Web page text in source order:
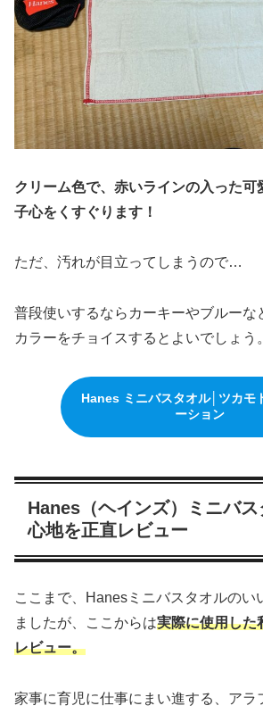
クリーム色で、赤いラインの入った可
子心をくすぐります！
ただ、汚れが目立ってしまうので…
普段使いするならカーキーやブルーな
カラーをチョイスするとよいでしょう。
Hanes ミニバスタオル│ツカモ
ーション
Hanes（ヘインズ）ミニバ
心地を正直レビュー
ここまで、Hanesミニバスタオルのい
ましたが、ここからは実際に使用した
レビュー。
家事に育児に仕事にまい進する、アラ